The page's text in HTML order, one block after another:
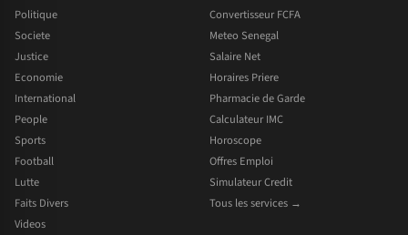
Politique
Societe
Justice
Economie
International
People
Sports
Football
Lutte
Faits Divers
Videos
Convertisseur FCFA
Meteo Senegal
Salaire Net
Horaires Priere
Pharmacie de Garde
Calculateur IMC
Horoscope
Offres Emploi
Simulateur Credit
Tous les services →